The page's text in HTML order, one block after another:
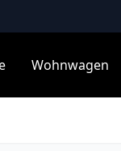
Wohnwagen